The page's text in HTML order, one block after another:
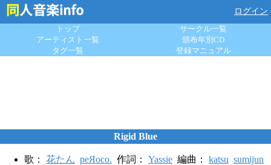
ログイン
トップ
サークル一覧
アーティスト一覧
頒布年別CD
タグ一覧
登録マニュアル
Rigid Blue
歌： 花たん peЯoco. 作詞： Yassie 編曲： katsu sumijun